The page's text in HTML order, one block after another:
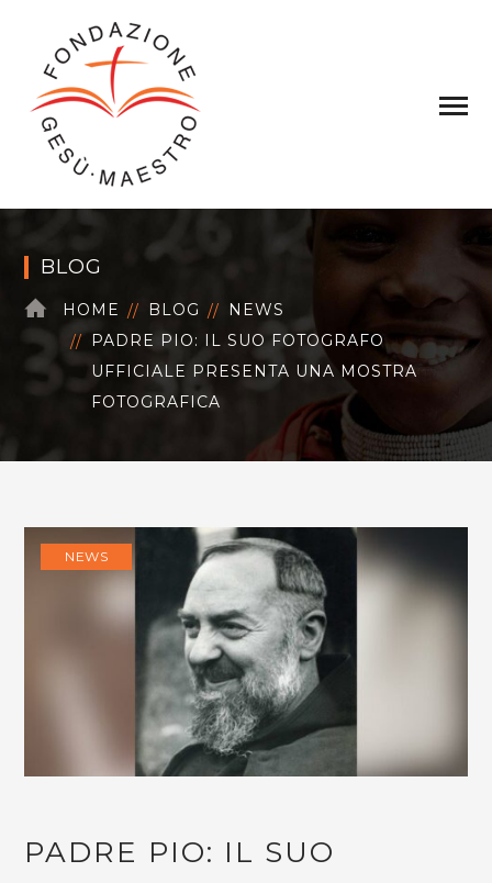
BLOG
HOME BLOG
NEWS
PADRE PIO: IL SUO FOTOGRAFO
UFFICIALE PRESENTA UNA MOSTRA
FOTOGRAFICA
NEWS
PADRE PIO: IL SUO